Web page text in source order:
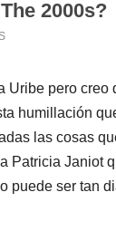
Uribe pero
humillación
las cosas
Patricia Janiot
puede ser tan